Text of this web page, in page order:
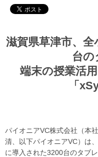
滋賀県草津市、
台の
端末の授業活
「
パイオニアVC株式会社（本
清、以下パイオニアVC）は
に導入された3200台のタブ